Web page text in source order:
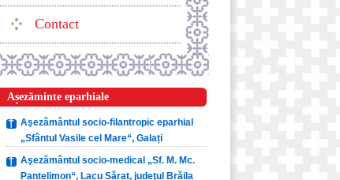
Contact
Așezăminte eparhiale
Aşezământul socio-filantropic eparhial
„Sfântul Vasile cel Mare“, Galați
Aşezământul socio-medical „Sf. M. Mc.
Pantelimon“, Lacu Sărat, judeţul Brăila